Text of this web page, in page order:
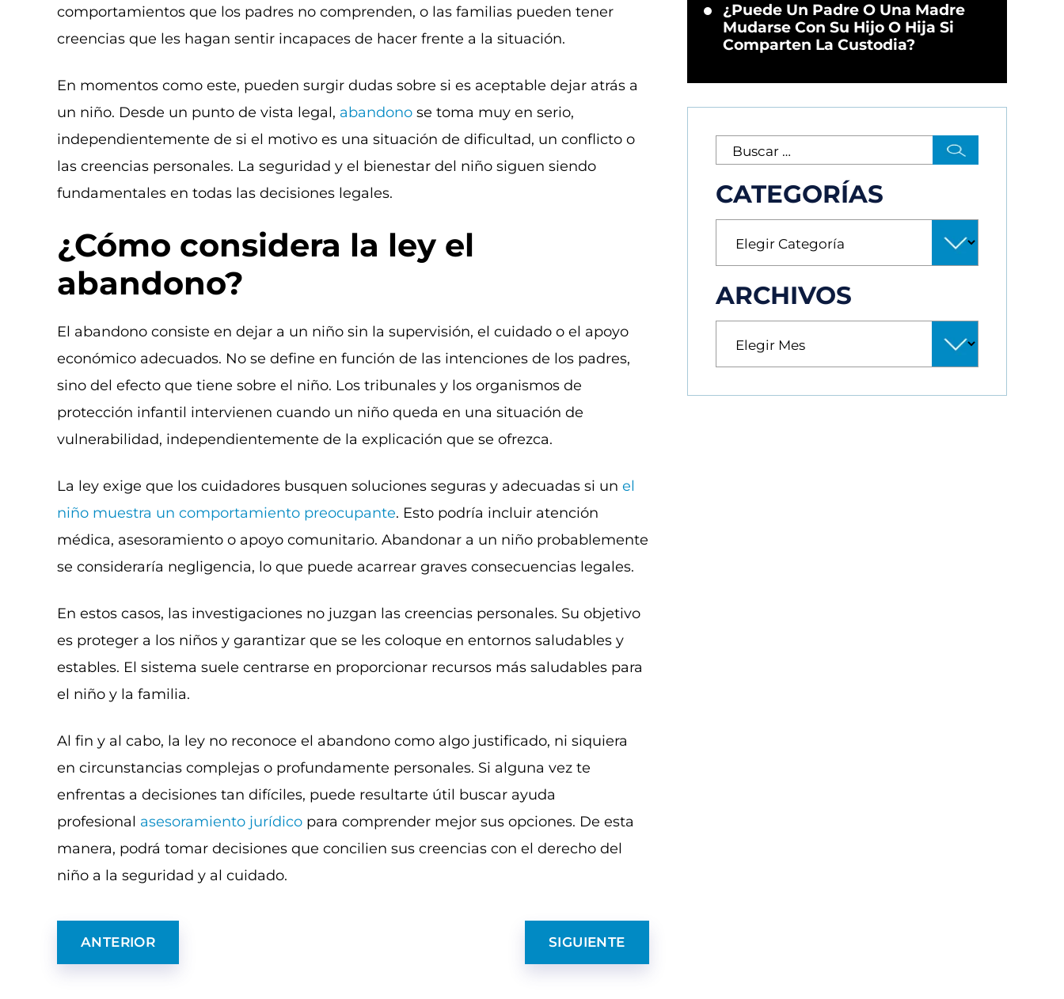
comportamientos que los padres no comprenden, o las familias pueden tener
creencias que les hagan sentir incapaces de hacer frente a la situación.
En momentos como este, pueden surgir dudas sobre si es aceptable dejar atrás a
un niño. Desde un punto de vista legal, abandono se toma muy en serio,
independientemente de si el motivo es una situación de dificultad, un conflicto o
las creencias personales. La seguridad y el bienestar del niño siguen siendo
fundamentales en todas las decisiones legales.
¿Cómo considera la ley el
abandono?
El abandono consiste en dejar a un niño sin la supervisión, el cuidado o el apoyo
económico adecuados. No se define en función de las intenciones de los padres,
sino del efecto que tiene sobre el niño. Los tribunales y los organismos de
protección infantil intervienen cuando un niño queda en una situación de
vulnerabilidad, independientemente de la explicación que se ofrezca.
La ley exige que los cuidadores busquen soluciones seguras y adecuadas si un el
niño muestra un comportamiento preocupante. Esto podría incluir atención
médica, asesoramiento o apoyo comunitario. Abandonar a un niño probablemente
se consideraría negligencia, lo que puede acarrear graves consecuencias legales.
En estos casos, las investigaciones no juzgan las creencias personales. Su objetivo
es proteger a los niños y garantizar que se les coloque en entornos saludables y
estables. El sistema suele centrarse en proporcionar recursos más saludables para
el niño y la familia.
Al fin y al cabo, la ley no reconoce el abandono como algo justificado, ni siquiera
en circunstancias complejas o profundamente personales. Si alguna vez te
enfrentas a decisiones tan difíciles, puede resultarte útil buscar ayuda
profesional asesoramiento jurídico para comprender mejor sus opciones. De esta
manera, podrá tomar decisiones que concilien sus creencias con el derecho del
niño a la seguridad y al cuidado.
ANTERIOR SIGUIENTE
¿Puede Un Padre O Una Madre
Mudarse Con Su Hijo O Hija Si
Comparten La Custodia?
CATEGORÍAS
ARCHIVOS